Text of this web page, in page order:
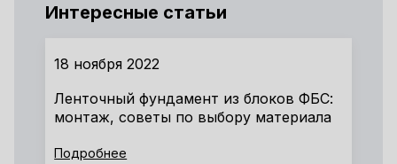
Интересные статьи
18 ноября 2022
Ленточный фундамент из блоков ФБС:
монтаж, советы по выбору материала
Подробнее